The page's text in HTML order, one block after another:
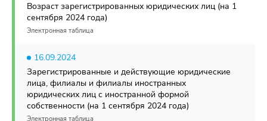
Возраст зарегистрированных юридических лиц (на 1
сентября 2024 года)
Электронная таблица
16.09.2024
Зарегистрированные и действующие юридические
лица, филиалы и филиалы иностранных
юридических лиц с иностранной формой
собственности (на 1 сентября 2024 года)
Электронная таблица